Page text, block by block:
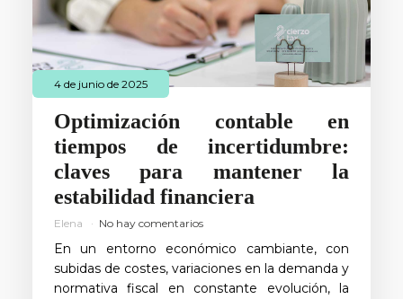
4 de junio de 2025
Optimización contable en
tiempos de incertidumbre:
claves para mantener la
estabilidad financiera
Elena No hay comentarios
En un entorno económico cambiante, con
subidas de costes, variaciones en la demanda y
normativa fiscal en constante evolución, la